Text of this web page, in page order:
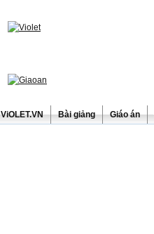
ViOLET.VN Bài giảng Giáo án